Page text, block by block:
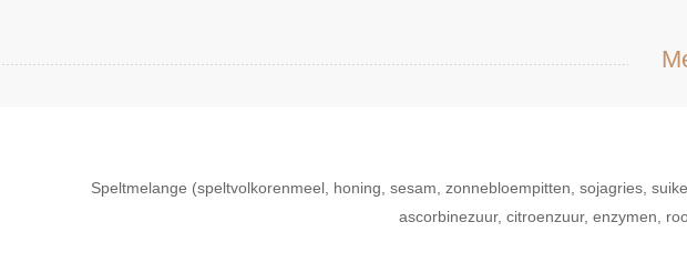
Speltmelange (speltvolkorenmeel, honing, sesam, zonnebloempitten, sojagries,
ascorbinezuur, citroenzuur, enzymen,
Snel bekijken